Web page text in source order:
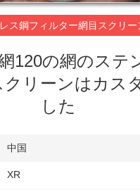
ス鋼フィルター網目スクリー
120の網のステ
クリーンはカス
した
中国
XR